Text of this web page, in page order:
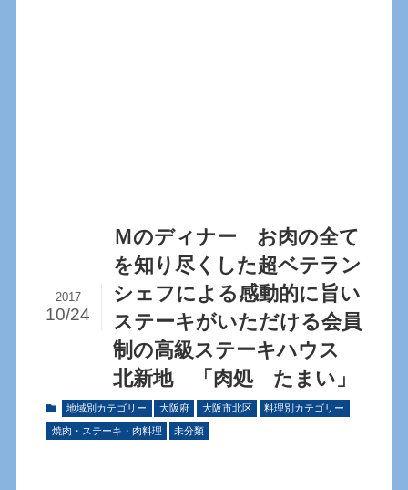
Ｍのディナー お肉の全て
を知り尽くした超ベテラン
シェフによる感動的に旨い
ステーキがいただける会員
制の高級ステーキハウス
北新地 「肉処 たまい」
2017
10/24
地域別カテゴリー 大阪府 大阪市北区 料理別カテゴリー
焼肉・ステーキ・肉料理 未分類